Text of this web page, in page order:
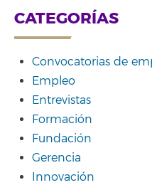
CATEGORÍAS
Convocatorias de
Empleo
Entrevistas
Formación
Fundación
Gerencia
Innovación